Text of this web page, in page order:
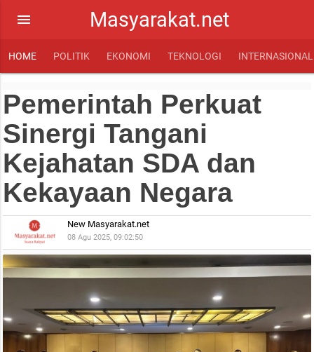
Masyarakat.net
menu
HOME POLITIK EKONOMI TEKNOLOGI INTERNASIONAL
Pemerintah Perkuat
Sinergi Tangani
Kejahatan SDA dan
Kekayaan Negara
New Masyarakat.net
08 Agu 2025, 09:02:50